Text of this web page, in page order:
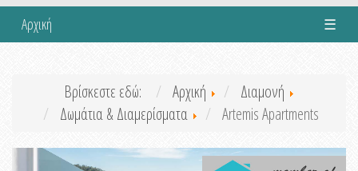
Αρχική ☰
Βρίσκεστε εδώ: Αρχική
Διαμονή
Δωμάτια & Διαμερίσματα
Artemis Apartments